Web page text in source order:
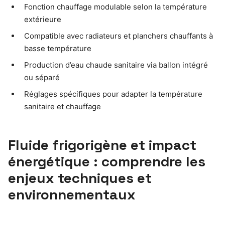
Fonction chauffage modulable selon la température
extérieure
Compatible avec radiateurs et planchers chauffants à
basse température
Production d’eau chaude sanitaire via ballon intégré
ou séparé
Réglages spécifiques pour adapter la température
sanitaire et chauffage
Fluide frigorigène et impact
énergétique : comprendre les
enjeux techniques et
environnementaux